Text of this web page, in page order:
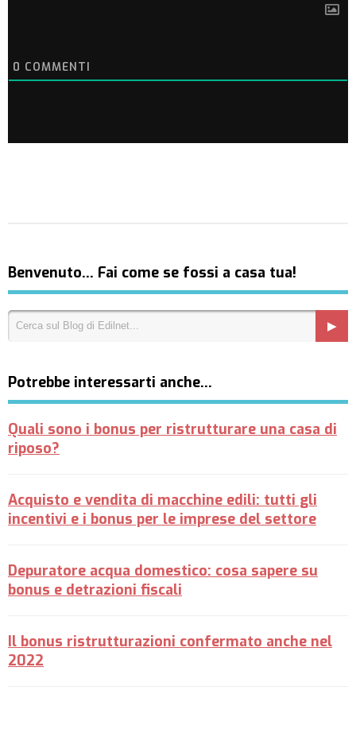
0 COMMENTI
Benvenuto… Fai come se fossi a casa tua!
Potrebbe interessarti anche…
Quali sono i bonus per ristrutturare una casa di
riposo?
Acquisto e vendita di macchine edili: tutti gli
incentivi e i bonus per le imprese del settore
Depuratore acqua domestico: cosa sapere su
bonus e detrazioni fiscali
Il bonus ristrutturazioni confermato anche nel
2022